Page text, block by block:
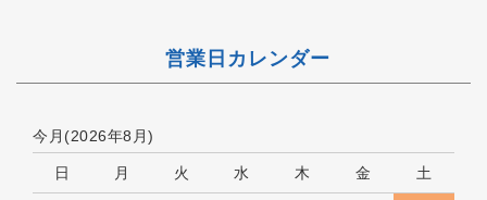
営業日カレンダー
今月(2026年8月)
日 月 火 水 木 金 土